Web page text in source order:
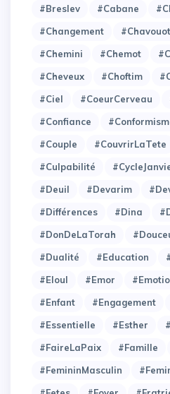
#Breslev
#Cabane
#Changement
#Chavouot
#Chemini
#Chemot
#Cheveux
#Choftim
#Ciel
#CoeurCerveau
#Confiance
#Couple
#CouvrirLaTete
#Culpabilité
#Deuil
#Devarim
#Différences
#Dina
#DonDeLaTorah
#Dualité
#Education
#Eloul
#Emor
#Enfant
#Engagement
#Essentielle
#Esther
#FaireLaPaix
#Famille
#FemininMasculin